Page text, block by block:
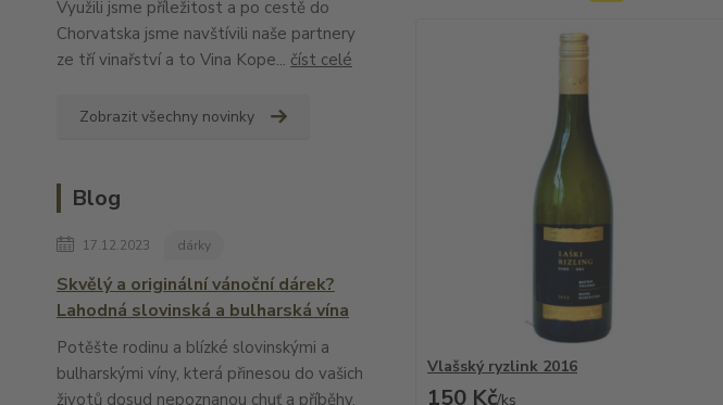
Využili jsme příležitost a po cestě do
Chorvatska jsme navštívili naše partnery
ze tří vinařství a to Vina Kope... číst celé
Zobrazit všechny novinky
Blog
17.12.2023 dárky
Skvělý a originální vánoční dárek?
Lahodná slovinská a bulharská vína
Potěšte rodinu a blízké slovinskými a
bulharskými víny, která přinesou do vašich
životů dosud nepoznanou chuť a příběhy.
Vlašský ryzlink 2016
150 Kč/ks